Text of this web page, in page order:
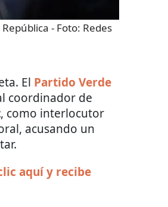
- Foto: Redes
El Partido Verde
coordinador de
, como interlocutor
acusando un
aquí y recibe